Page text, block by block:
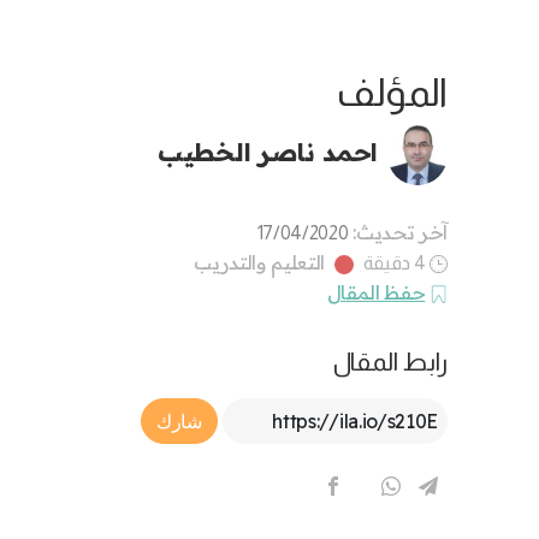
المؤلف
احمد ناصر الخطيب
آخر تحديث: 17/04/2020
4 دقيقة
التعليم والتدريب
حفظ المقال
رابط المقال
Article Link
شارك